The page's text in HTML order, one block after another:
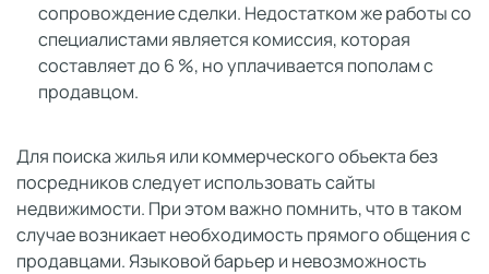
сопровождение сделки. Недостатком же работы со
специалистами является комиссия, которая
составляет до 6 %, но уплачивается пополам с
продавцом.
Для поиска жилья или коммерческого объекта без
посредников следует использовать сайты
недвижимости. При этом важно помнить, что в таком
случае возникает необходимость прямого общения с
продавцами. Языковой барьер и невозможность